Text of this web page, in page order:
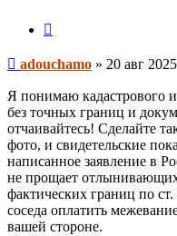
Сообщение
adouchamo » 20 авг
Я понимаю кадастрового
без точных границ и
отчаивайтесь! Сделайте
фото, и свидетельские
написанное заявление в
не прощает
фактических границ по
соседа оплатить
вашей стороне.